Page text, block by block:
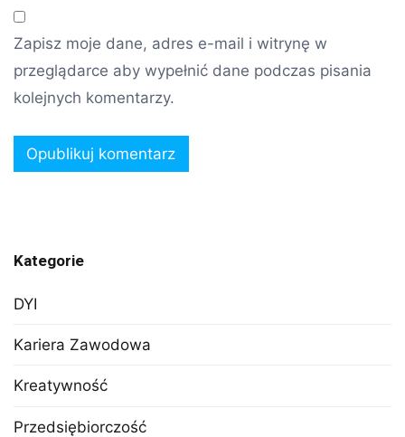
Zapisz moje dane, adres e-mail i witrynę w
przeglądarce aby wypełnić dane podczas pisania
kolejnych komentarzy.
Kategorie
DYI
Kariera Zawodowa
Kreatywność
Przedsiębiorczość